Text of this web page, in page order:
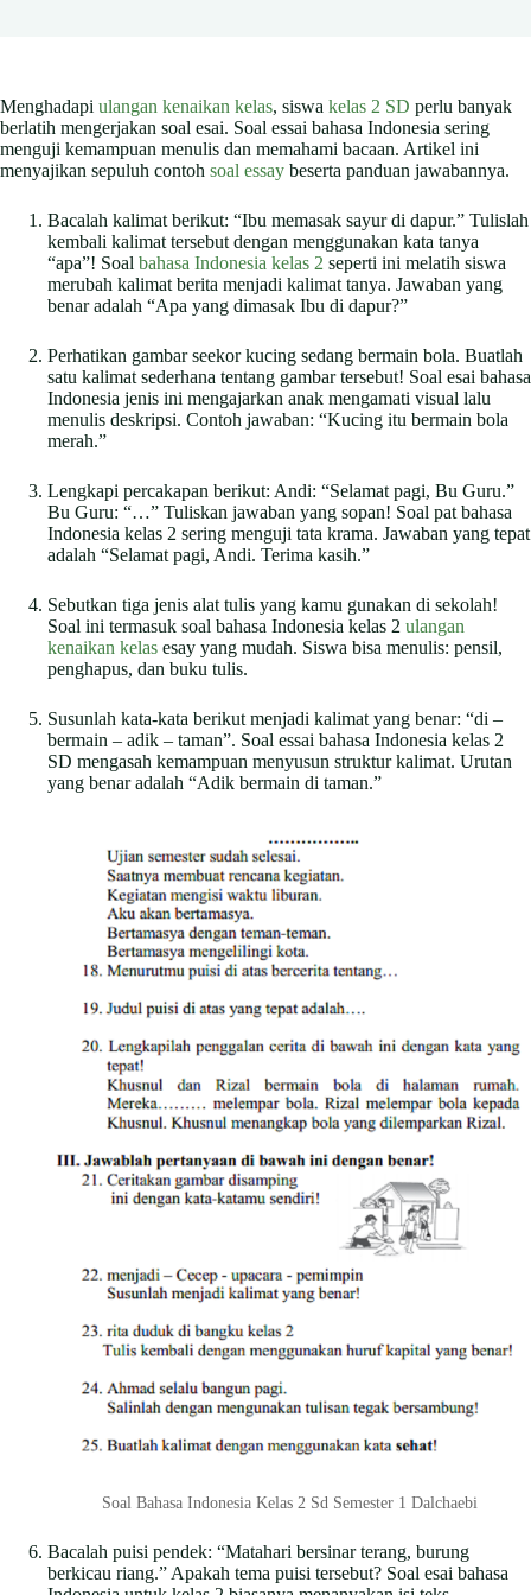
Menghadapi ulangan kenaikan kelas, siswa kelas 2 SD perlu banyak
berlatih mengerjakan soal esai. Soal essai bahasa Indonesia sering
menguji kemampuan menulis dan memahami bacaan. Artikel ini
menyajikan sepuluh contoh soal essay beserta panduan jawabannya.
Bacalah kalimat berikut: “Ibu memasak sayur di dapur.” Tulislah
kembali kalimat tersebut dengan menggunakan kata tanya
“apa”! Soal bahasa Indonesia kelas 2 seperti ini melatih siswa
merubah kalimat berita menjadi kalimat tanya. Jawaban yang
benar adalah “Apa yang dimasak Ibu di dapur?”
Perhatikan gambar seekor kucing sedang bermain bola. Buatlah
satu kalimat sederhana tentang gambar tersebut! Soal esai bahasa
Indonesia jenis ini mengajarkan anak mengamati visual lalu
menulis deskripsi. Contoh jawaban: “Kucing itu bermain bola
merah.”
Lengkapi percakapan berikut: Andi: “Selamat pagi, Bu Guru.”
Bu Guru: “…” Tuliskan jawaban yang sopan! Soal pat bahasa
Indonesia kelas 2 sering menguji tata krama. Jawaban yang tepat
adalah “Selamat pagi, Andi. Terima kasih.”
Sebutkan tiga jenis alat tulis yang kamu gunakan di sekolah!
Soal ini termasuk soal bahasa Indonesia kelas 2 ulangan
kenaikan kelas esay yang mudah. Siswa bisa menulis: pensil,
penghapus, dan buku tulis.
Susunlah kata-kata berikut menjadi kalimat yang benar: “di –
bermain – adik – taman”. Soal essai bahasa Indonesia kelas 2
SD mengasah kemampuan menyusun struktur kalimat. Urutan
yang benar adalah “Adik bermain di taman.”
Soal Bahasa Indonesia Kelas 2 Sd Semester 1 Dalchaebi
Bacalah puisi pendek: “Matahari bersinar terang, burung
berkicau riang.” Apakah tema puisi tersebut? Soal esai bahasa